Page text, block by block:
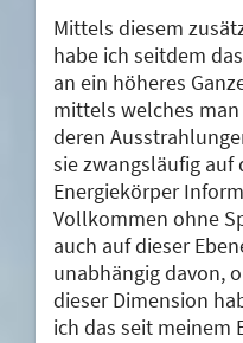
Mittels diesem
habe ich seitdem
an ein höheres
mittels welches
deren
sie zwangsläufig auf
Energiekörper
Vollkommen ohne
auch auf dieser
unabhängig davon,
dieser Dimension
ich das seit meinem